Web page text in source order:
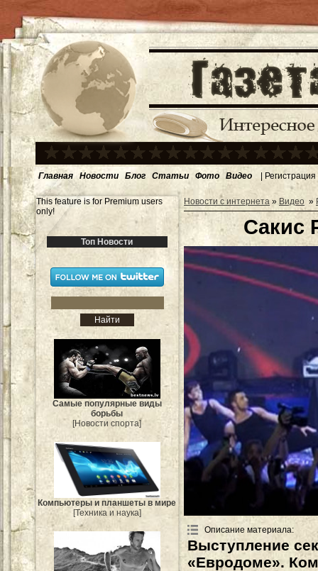
Главная Новости Блог Статьи Фото Видео | Регистрация
This feature is for Premium users
only!
Топ Новости
Самые популярные виды
борьбы
[Новости спорта]
Компьютеры и планшеты в мире
[Техника и наука]
Новости с интернета » Видео »
Сакис
Описание материала:
Выступление
«Евродоме».